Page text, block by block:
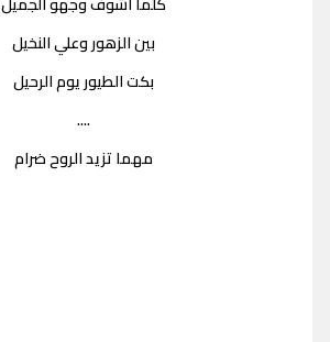
بين الزهور وعلي النخيل
بكت الطيور يوم الرحيل
....
مهما تزيد الروح ضرام